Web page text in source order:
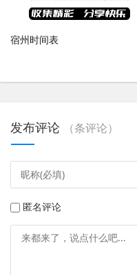
宿州时间表
发布评论 （条评论）
匿名评论